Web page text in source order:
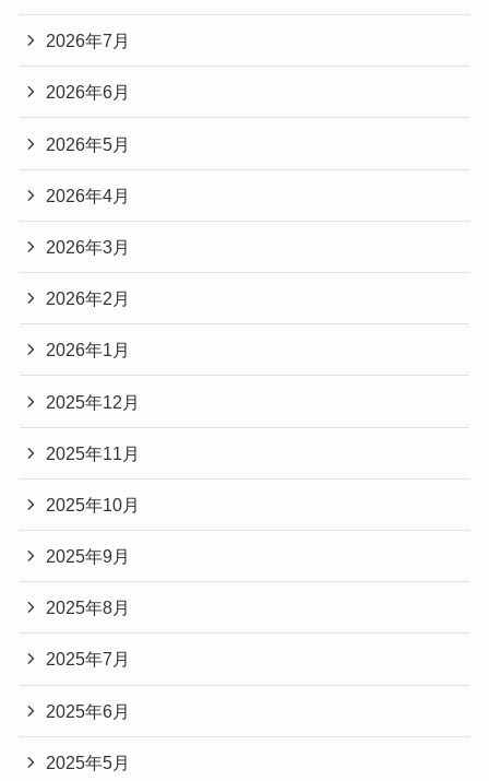
2026年7月
2026年6月
2026年5月
2026年4月
2026年3月
2026年2月
2026年1月
2025年12月
2025年11月
2025年10月
2025年9月
2025年8月
2025年7月
2025年6月
2025年5月